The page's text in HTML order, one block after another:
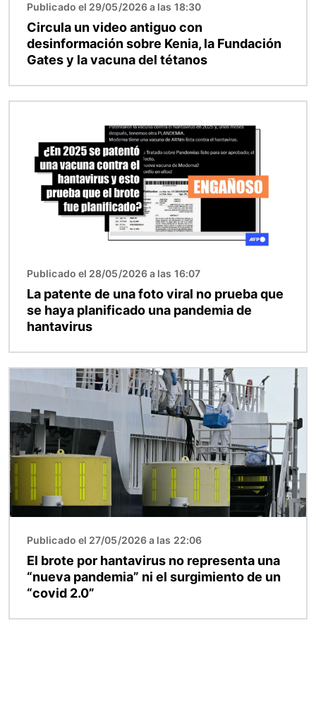
Publicado el 29/05/2026 a las 18:30
Circula un video antiguo con
desinformación sobre Kenia, la Fundación
Gates y la vacuna del tétanos
Publicado el 28/05/2026 a las 16:07
La patente de una foto viral no prueba que
se haya planificado una pandemia de
hantavirus
Imagen
Publicado el 27/05/2026 a las 22:06
El brote por hantavirus no representa una
“nueva pandemia” ni el surgimiento de un
“covid 2.0”